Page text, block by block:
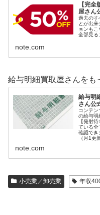
【完
屋さん
過去のす
とが出
ョンも
全部見る
note.com
給与明細買取屋さんをも
給与明
さん公
コンテ
の給与明
【発射
ている全
確認でき
（月1更
note.com
小売業／卸売業 年収